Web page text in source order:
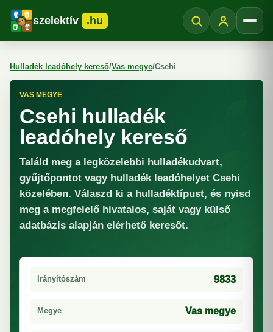
szelektív .hu
Hulladék leadóhely kereső/Vas megye/Csehi
VAS MEGYE
Csehi hulladék
leadóhely kereső
Találd meg a legközelebbi hulladékudvart,
gyűjtőpontot vagy hulladék leadóhelyet Csehi
közelében. Válaszd ki a hulladéktípust, és nyisd
meg a megfelelő hivatalos, saját vagy külső
adatbázis alapján elérhető keresőt.
Irányítószám 9833
Megye Vas megye